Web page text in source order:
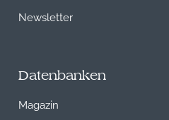
Newsletter
Datenbanken
Magazin